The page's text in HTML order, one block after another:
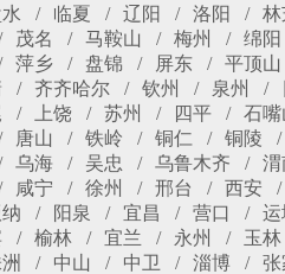
临夏 辽阳 洛阳
林
茂名 马鞍山 梅州
绵阳
萍乡 盘锦 屏东
平顶山
齐齐哈尔 钦州 泉州
上饶 苏州 四平
石嘴
唐山 铁岭 铜仁
铜陵
乌海 吴忠 乌鲁木齐
渭
咸宁 徐州 邢台
西安
阳泉 宜昌 营口
运
榆林 宜兰 永州
玉林
中山 中卫 淄博 张